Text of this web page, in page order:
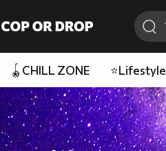
🪀CHILL ZONE ⭐Lifestyle